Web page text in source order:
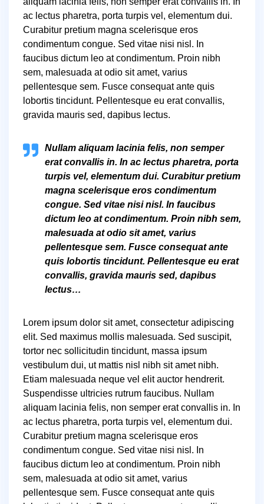
ac lectus pharetra, porta turpis vel, elementum dui.
Curabitur pretium magna scelerisque eros
condimentum congue. Sed vitae nisi nisl. In
faucibus dictum leo at condimentum. Proin nibh
sem, malesuada at odio sit amet, varius
pellentesque sem. Fusce consequat ante quis
lobortis tincidunt. Pellentesque eu erat convallis,
gravida mauris sed, dapibus lectus.
Nullam aliquam lacinia felis, non semper
erat convallis in. In ac lectus pharetra, porta
turpis vel, elementum dui. Curabitur pretium
magna scelerisque eros condimentum
congue. Sed vitae nisi nisl. In faucibus
dictum leo at condimentum. Proin nibh sem,
malesuada at odio sit amet, varius
pellentesque sem. Fusce consequat ante
quis lobortis tincidunt. Pellentesque eu erat
convallis, gravida mauris sed, dapibus
lectus…
Lorem ipsum dolor sit amet, consectetur adipiscing
elit. Sed maximus mollis malesuada. Sed suscipit,
tortor nec sollicitudin tincidunt, massa ipsum
vestibulum dui, ut mattis nisl nibh sit amet nibh.
Etiam malesuada neque vel elit auctor hendrerit.
Suspendisse ultricies rutrum faucibus. Nullam
aliquam lacinia felis, non semper erat convallis in. In
ac lectus pharetra, porta turpis vel, elementum dui.
Curabitur pretium magna scelerisque eros
condimentum congue. Sed vitae nisi nisl. In
faucibus dictum leo at condimentum. Proin nibh
sem, malesuada at odio sit amet, varius
pellentesque sem. Fusce consequat ante quis